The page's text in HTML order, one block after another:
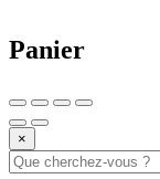
Panier
×